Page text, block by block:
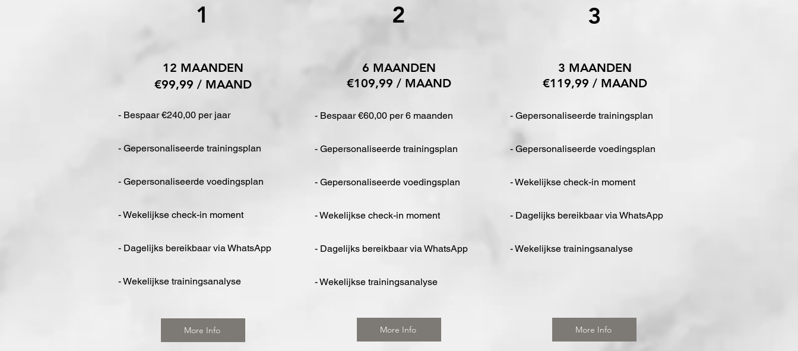
1
12 MAANDEN
€99,99 / MAAND
- Bespaar €240,00 per jaar
- Gepersonaliseerde trainingsplan
- Gepersonaliseerde voedingsplan
- Wekelijkse check-in moment
- Dagelijks bereikbaar via WhatsApp
- Wekelijkse trainingsanalyse
More Info
2
6 MAANDEN
€109,99 / MAAND
- Bespaar €60,00 per 6 maanden
- Gepersonaliseerde trainingsplan
- Gepersonaliseerde voedingsplan
- Wekelijkse check-in moment
- Dagelijks bereikbaar via WhatsApp
- Wekelijkse trainingsanalyse
More Info
3
3 MAANDEN
€119,99 / MAAND
- Gepersonaliseerde trainingsplan
- Gepersonaliseerde voedingsplan
- Wekelijkse check-in moment
- Dagelijks bereikbaar via WhatsApp
- Wekelijkse trainingsanalyse​
More Info